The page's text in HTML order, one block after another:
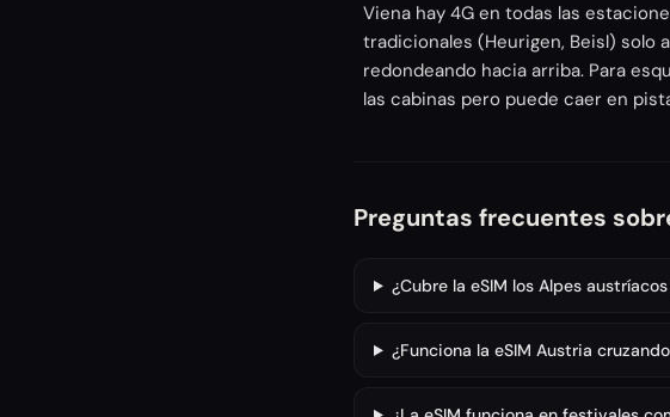
Viena hay 4G en todas las
tradicionales (Heurigen, Beisl) solo
redondeando hacia arriba. Para
las cabinas pero puede caer en
Preguntas frecuentes
¿Cubre la eSIM los Alpes
¿Funciona la eSIM Austria